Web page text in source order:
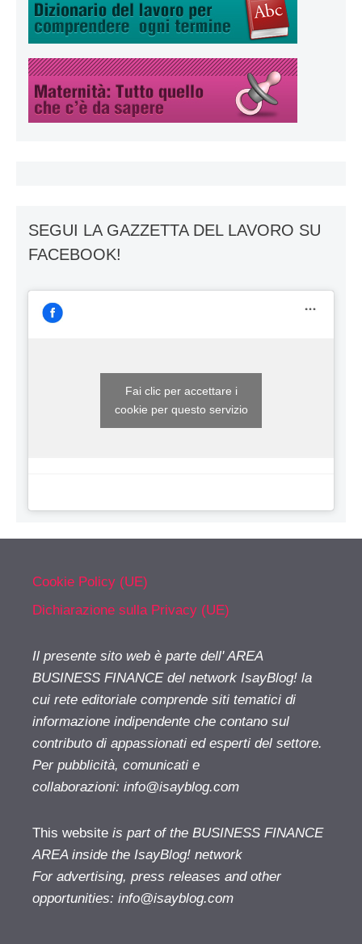
SEGUI LA GAZZETTA DEL LAVORO SU
FACEBOOK!
Fai clic per accettare i
cookie per questo servizio
Cookie Policy (UE)
Dichiarazione sulla Privacy (UE)
Il presente sito web è parte dell' AREA
BUSINESS FINANCE del network IsayBlog! la
cui rete editoriale comprende siti tematici di
informazione indipendente che contano sul
contributo di appassionati ed esperti del settore.
Per pubblicità, comunicati e
collaborazioni: info@isayblog.com
This website is part of the BUSINESS FINANCE
AREA inside the IsayBlog! network
For advertising, press releases and other
opportunities: info@isayblog.com